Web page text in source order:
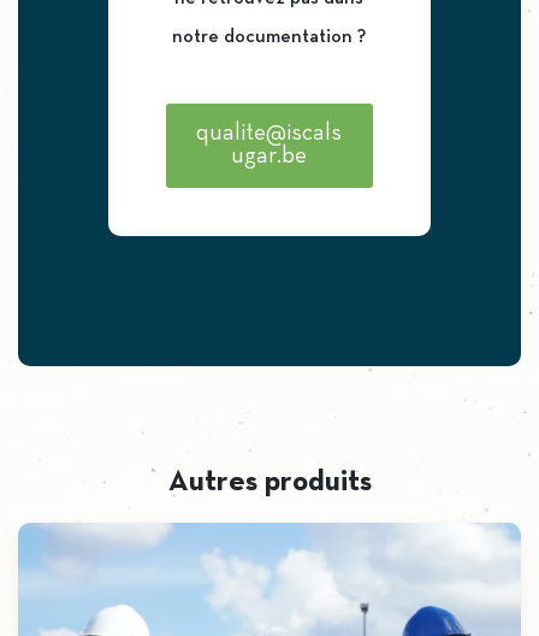
notre documentation ?
qualite@iscals
ugar.be
Autres produits